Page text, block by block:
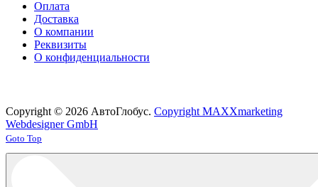
Оплата
Доставка
О компании
Реквизиты
О конфиденциальности
Copyright © 2026 АвтоГлобус. Copyright MAXXmarketing
Webdesigner GmbH
Joomla! 3 Templates
Goto Top